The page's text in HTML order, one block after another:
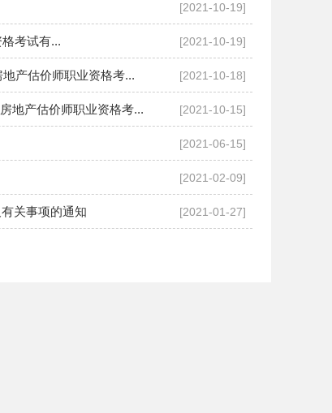
[2021-10-19]
考试有... [2021-10-19]
产估价师职业资格考... [2021-10-18]
地产估价师职业资格考... [2021-10-15]
[2021-06-15]
[2021-02-09]
关事项的通知 [2021-01-27]